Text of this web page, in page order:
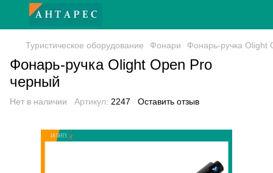
Туристическое оборудование Фонари Фонарь-ручка Olight
Фонарь-ручка Olight Open Pro
черный
Нет в наличии Артикул: 2247 Оставить отзыв